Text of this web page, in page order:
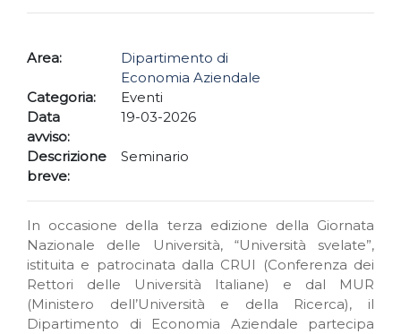
Area:
Dipartimento di
Economia Aziendale
Categoria:
Eventi
Data
avviso:
19-03-2026
Descrizione
breve:
Seminario
In occasione della terza edizione della Giornata
Nazionale delle Università, “Università svelate”,
istituita e patrocinata dalla CRUI (Conferenza dei
Rettori delle Università Italiane) e dal MUR
(Ministero dell’Università e della Ricerca), il
Dipartimento di Economia Aziendale partecipa